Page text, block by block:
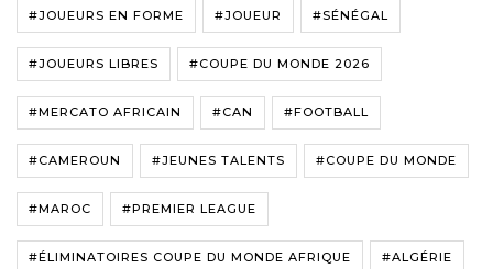
#JOUEURS EN FORME #JOUEUR #SÉNÉGAL
#JOUEURS LIBRES #COUPE DU MONDE 2026
#MERCATO AFRICAIN #CAN #FOOTBALL
#CAMEROUN #JEUNES TALENTS #COUPE DU MONDE
#MAROC #PREMIER LEAGUE
#ÉLIMINATOIRES COUPE DU MONDE AFRIQUE #ALGÉRIE